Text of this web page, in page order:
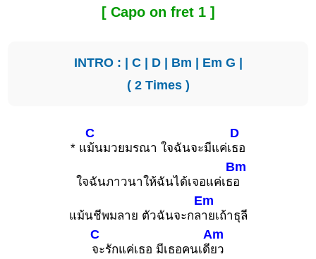
[ Capo on fret 1 ]
INTRO : | C| D| Bm | Em G |
( 2 Times )
* แ
C
ม้นมวยมรณา ใจฉันจะมีแค่เ
D
ธอ
ใจฉันภาวนาให้ฉันได้เจอแค่เธ
Bm
อ
แม้นชีพมลาย ตัวฉันจะกล
Em
ายเถ้าธุลี
C
จะรักแค่เธอ มีเธอคนเดี
Am
ยว